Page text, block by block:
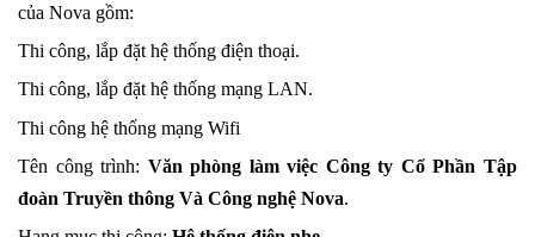
của Nova gồm:
Thi công, lắp đặt hệ thống điện thoại.
Thi công, lắp đặt hệ thống mạng LAN.
Thi công hệ thống mạng Wifi
Tên công trình: Văn phòng làm việc Công ty Cổ Phần Tập
đoàn Truyền thông Và Công nghệ Nova.